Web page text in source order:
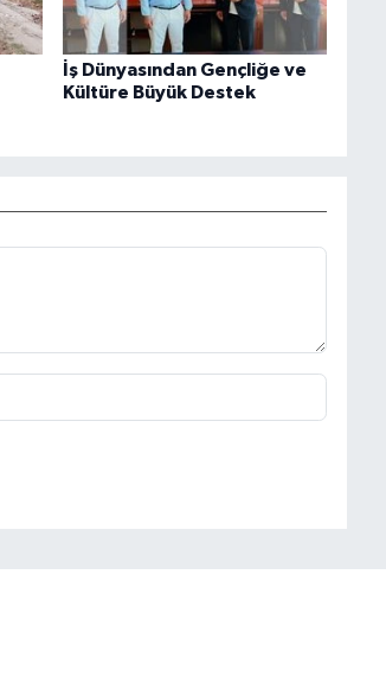
İş Dünyasından Gençliğe ve
Kültüre Büyük Destek